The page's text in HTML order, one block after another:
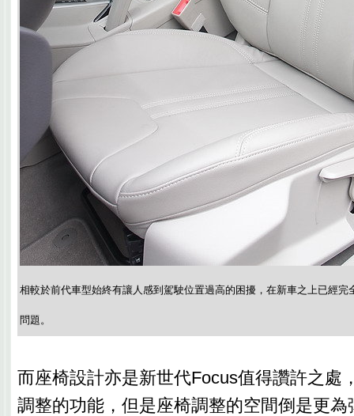
相較於前代車型始終有讓人感到駕駛位置過高的困擾，在新車之上已經完
問題。
而座椅設計亦是新世代Focus值得讚許之處
調整的功能，但是座椅調整的空間倒是更